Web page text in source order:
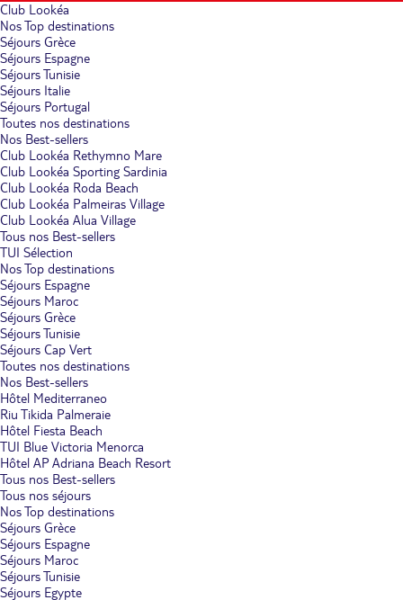
Club Lookéa
Nos Top destinations
Séjours Grèce
Séjours Espagne
Séjours Tunisie
Séjours Italie
Séjours Portugal
Toutes nos destinations
Nos Best-sellers
Club Lookéa Rethymno Mare
Club Lookéa Sporting Sardinia
Club Lookéa Roda Beach
Club Lookéa Palmeiras Village
Club Lookéa Alua Village
Tous nos Best-sellers
TUI Sélection
Nos Top destinations
Séjours Espagne
Séjours Maroc
Séjours Grèce
Séjours Tunisie
Séjours Cap Vert
Toutes nos destinations
Nos Best-sellers
Hôtel Mediterraneo
Riu Tikida Palmeraie
Hôtel Fiesta Beach
TUI Blue Victoria Menorca
Hôtel AP Adriana Beach Resort
Tous nos Best-sellers
Tous nos séjours
Nos Top destinations
Séjours Grèce
Séjours Espagne
Séjours Maroc
Séjours Tunisie
Séjours Egypte